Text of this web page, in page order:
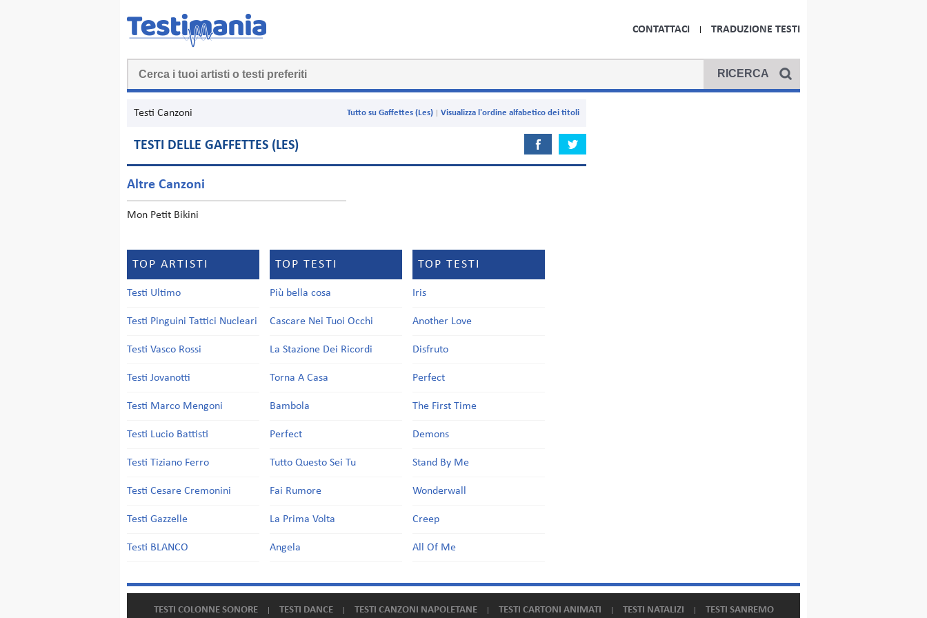
CONTATTACI TRADUZIONE TESTI
Testi Canzoni Visualizza l'ordine alfabetico dei titoli
Tutto su Gaffettes (Les)
TESTI DELLE GAFFETTES (LES)
Altre Canzoni
Mon Petit Bikini
TOP ARTISTI
Testi Ultimo
Testi Pinguini Tattici Nucleari
Testi Vasco Rossi
Testi Jovanotti
Testi Marco Mengoni
Testi Lucio Battisti
Testi Tiziano Ferro
Testi Cesare Cremonini
Testi Gazzelle
Testi BLANCO
TOP TESTI
Più bella cosa
Cascare Nei Tuoi Occhi
La Stazione Dei Ricordi
Torna A Casa
Bambola
Perfect
Tutto Questo Sei Tu
Fai Rumore
La Prima Volta
Angela
TOP TESTI
Iris
Another Love
Disfruto
Perfect
The First Time
Demons
Stand By Me
Wonderwall
Creep
All Of Me
TESTI COLONNE SONORE TESTI DANCE TESTI CANZONI NAPOLETANE TESTI CARTONI ANIMATI TESTI NATALIZI TESTI SANREMO